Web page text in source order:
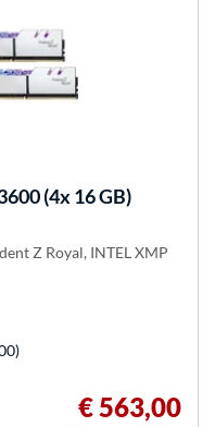
(4x 16 GB)
Z Royal, INTEL XMP
€ 563,00